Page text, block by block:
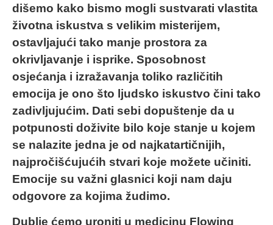
dišemo kako bismo mogli sustvarati vlastita
životna iskustva s velikim misterijem,
ostavljajući tako manje prostora za
okrivljavanje i isprike. Sposobnost
osjećanja i izražavanja toliko različitih
emocija je ono što ljudsko iskustvo čini tako
zadivljujućim. Dati sebi dopuštenje da u
potpunosti doživite bilo koje stanje u kojem
se nalazite jedna je od najkatartičnijih,
najpročišćujućih stvari koje možete učiniti.
Emocije su važni glasnici koji nam daju
odgovore za kojima žudimo.
Dublje ćemo uroniti u medicinu Flowing